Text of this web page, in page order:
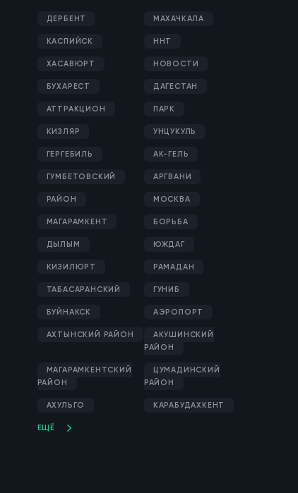
ДЕРБЕНТ МАХАЧКАЛА
КАСПИЙСК ННТ
ХАСАВЮРТ НОВОСТИ
БУХАРЕСТ ДАГЕСТАН
АТТРАКЦИОН ПАРК
КИЗЛЯР УНЦУКУЛЬ
ГЕРГЕБИЛЬ АК-ГЕЛЬ
ГУМБЕТОВСКИЙ АРГВАНИ
РАЙОН МОСКВА
МАГАРАМКЕНТ БОРЬБА
ДЫЛЫМ ЮЖДАГ
КИЗИЛЮРТ РАМАДАН
ТАБАСАРАНСКИЙ ГУНИБ
БУЙНАКСК АЭРОПОРТ
АХТЫНСКИЙ РАЙОН
АКУШИНСКИЙ
РАЙОН
МАГАРАМКЕНТСКИЙ
РАЙОН
ЦУМАДИНСКИЙ
РАЙОН
АХУЛЬГО КАРАБУДАХКЕНТ
ЕЩЁ